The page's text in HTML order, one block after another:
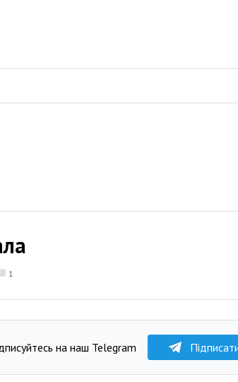
1
на наш Telegram